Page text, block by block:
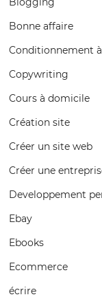
Bonne affaire
Conditionnement
Copywriting
Cours à domicile
Création site
Créer un site web
Créer une
Developpement
Ebay
Ebooks
Ecommerce
écrire